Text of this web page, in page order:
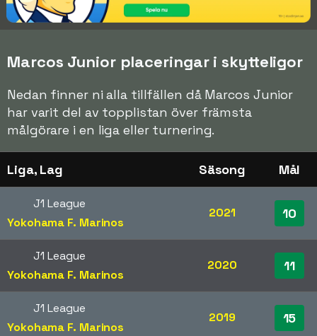
Marcos Junior placeringar i skytteligor
Nedan finner ni alla tillfällen då Marcos Junior
har varit del av topplistan över främsta
målgörare i en liga eller turnering.
Liga, Lag Säsong Mål
J1 League
Yokohama F. Marinos
2021 10
J1 League
Yokohama F. Marinos
2020 11
J1 League
Yokohama F. Marinos
2019 15